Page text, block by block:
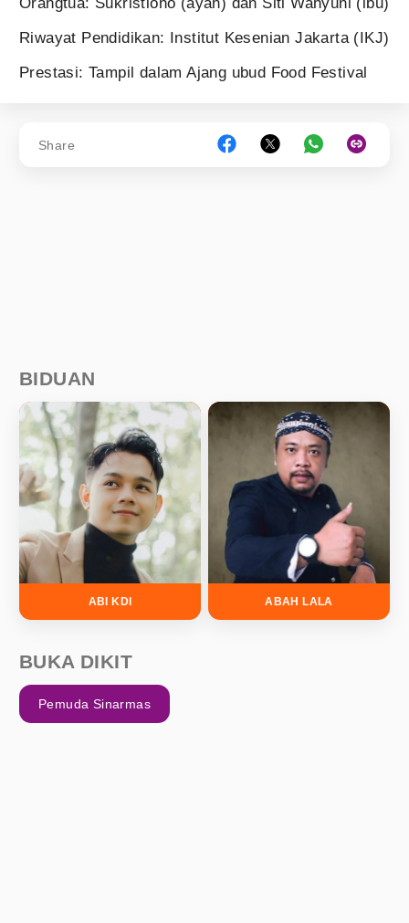
Riwayat Pendidikan: Institut Kesenian Jakarta (IKJ)
Prestasi: Tampil dalam Ajang ubud Food Festival
Share
BIDUAN
ABI KDI ABAH LALA
BUKA DIKIT
Pemuda Sinarmas